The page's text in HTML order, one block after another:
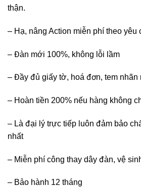
thận.
– Hạ, nâng Action miễn phí theo yêu
– Đàn mới 100%, không lỗi lầm
– Đầy đủ giấy tờ, hoá đơn, tem
– Hoàn tiền 200% nếu hàng không
– Là đại lý trực tiếp luôn đảm bảo
nhất
– Miễn phí công thay dây đàn, vệ
– Bảo hành 12 tháng